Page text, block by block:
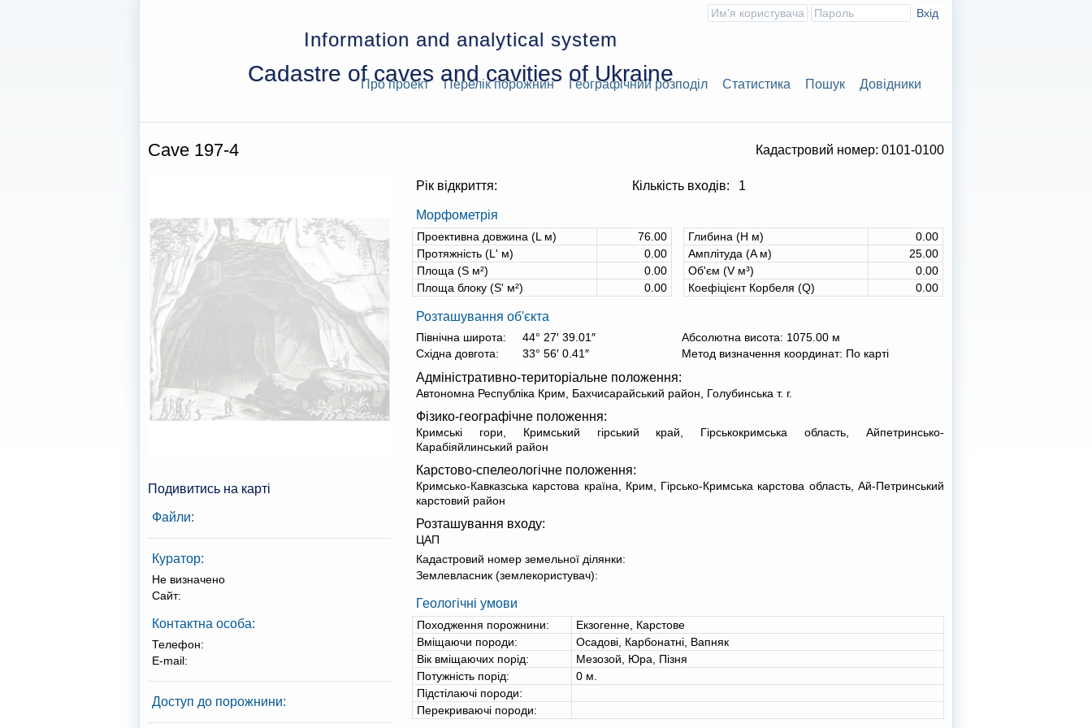
Information and analytical system
Cadastre of caves and cavities of Ukraine
Про проект Перелік порожнин Географічний розподіл Статистика Пошук Довідники
Cave 197-4 Кадастровий номер: 0101-0100
Рік відкриття: Кількість входів: 1
Морфометрія
Проективна довжина (L м)
76.00
Протяжність (L' м)
0.00
Площа (S м²)
0.00
Площа блоку (S' м²)
0.00
Глибина (H м)
0.00
Амплітуда (A м)
25.00
Об'єм (V м³)
0.00
Коефіцієнт Корбеля (Q)
0.00
Розташування об'єкта
Північна широта: 44° 27′ 39.01″ Абсолютна висота: 1075.00 м
Східна довгота:
33° 56′ 0.41″ Метод визначення координат: По карті
Адміністративно-територіальне положення:
Автономна Республіка Крим, Бахчисарайський район, Голубинська т. г.
Фізико-географічне положення:
Кримські гори, Кримський гірський край, Гірськокримська область, Айпетринсько-
Карабіяйлинський район
Карстово-спелеологічне положення:
Кримсько-Кавказська карстова країна, Крим, Гірсько-Кримська карстова область, Ай-Петринський
карстовий район
Розташування входу:
ЦАП
Кадастровий номер земельної ділянки:
Землевласник (землекористувач):
Геологічні умови
Походження порожнини:
Екзогенне, Карстове
Вміщаючи породи:
Осадові, Карбонатні, Вапняк
Вік вміщаючих порід:
Мезозой, Юра, Пізня
Потужність порід:
0 м.
Підстілаючі породи:
Перекриваючі породи:
Подивитись на карті
Файли:
Куратор:
Не визначено
Сайт:
Контактна особа:
Телефон:
E-mail:
Доступ до порожнини: